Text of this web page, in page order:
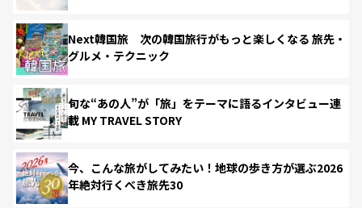
Next韓国旅 次の韓国旅行がもっと楽しくなる 旅先・
グルメ・テクニック
旬な“あの人”が「旅」をテーマに語るインタビュー連
載 MY TRAVEL STORY
今、こんな旅がしてみたい！地球の歩き方が選ぶ2026
年絶対行くべき旅先30